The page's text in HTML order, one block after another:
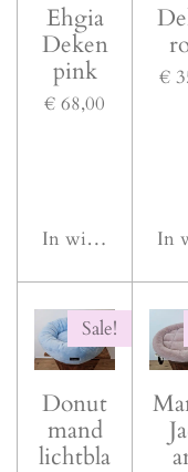
Ehgia
Deken
pink
€ 68,00
In winkelwagen
€
In
Sale!
Donut
mand
lichtbla